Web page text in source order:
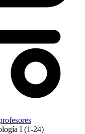
I (1-24)